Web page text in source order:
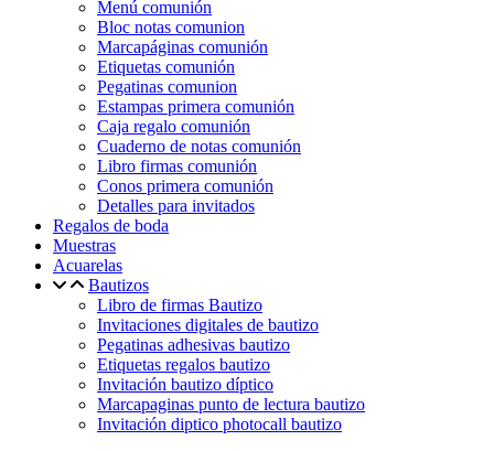
Menú comunión
Bloc notas comunion
Marcapáginas comunión
Etiquetas comunión
Pegatinas comunion
Estampas primera comunión
Caja regalo comunión
Cuaderno de notas comunión
Libro firmas comunión
Conos primera comunión
Detalles para invitados
Regalos de boda
Muestras
Acuarelas
Bautizos
Libro de firmas Bautizo
Invitaciones digitales de bautizo
Pegatinas adhesivas bautizo
Etiquetas regalos bautizo
Invitación bautizo díptico
Marcapaginas punto de lectura bautizo
Invitación diptico photocall bautizo